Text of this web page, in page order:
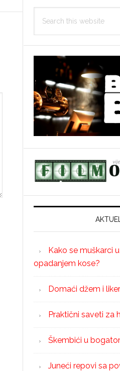
this
Kako se muškarci
opadanjem kose?
Domaći džem i
Praktični saveti za
Škembići u
Juneći repovi sa